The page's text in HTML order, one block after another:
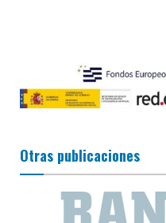
Otras publicaciones